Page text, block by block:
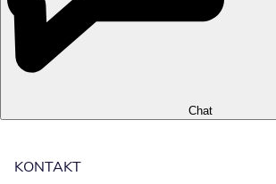
Chat
KONTAKT